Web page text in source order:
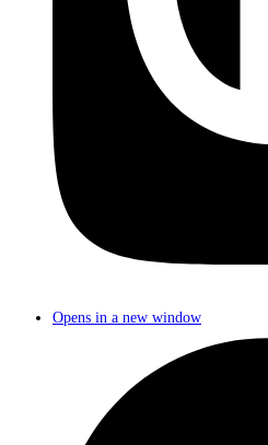
Opens in a new window